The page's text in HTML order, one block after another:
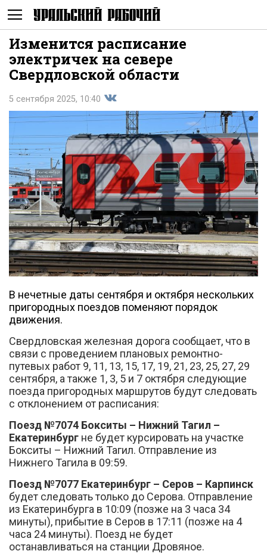
Не
показывать
Изменится расписание
электричек на севере
Свердловской области
5 сентября 2025, 10:40
Поделиться
во
Вконтакте
В нечетные даты сентября и октября нескольких
пригородных поездов поменяют порядок
движения.
Свердловская железная дорога сообщает, что в
связи с проведением плановых ремонтно-
путевых работ 9, 11, 13, 15, 17, 19, 21, 23, 25, 27, 29
сентября, а также 1, 3, 5 и 7 октября следующие
поезда пригородных маршрутов будут следовать
с отклонением от расписания:
Поезд №7074 Бокситы – Нижний Тагил –
Екатеринбург не будет курсировать на участке
Бокситы – Нижний Тагил. Отправление из
Нижнего Тагила в 09:59.
Поезд №7077 Екатеринбург – Серов – Карпинск
будет следовать только до Серова. Отправление
из Екатеринбурга в 10:09 (позже на 3 часа 34
минуты), прибытие в Серов в 17:11 (позже на 4
часа 24 минуты). Поезд не будет
останавливаться на станции Дровяное.